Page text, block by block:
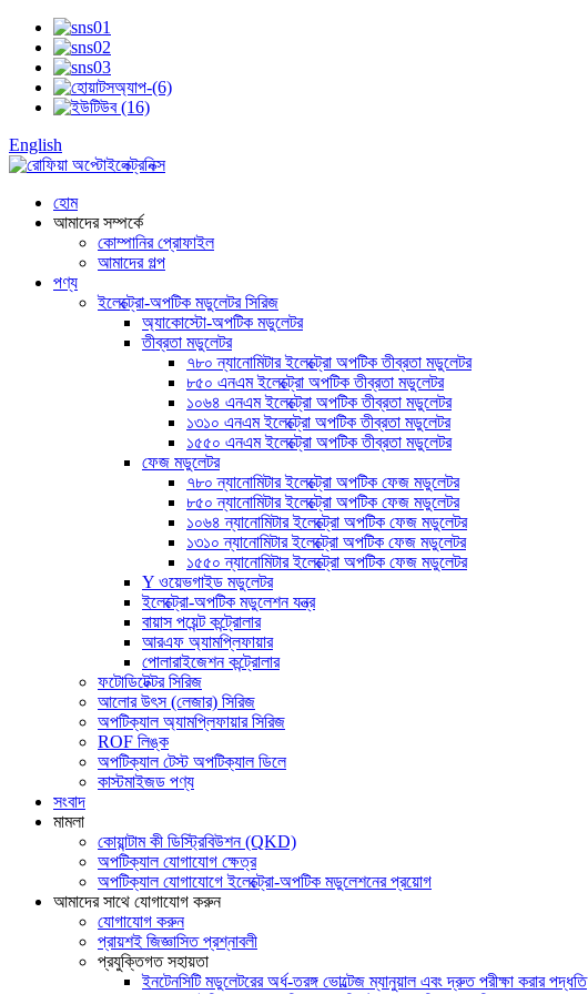
English
হোম
আমাদের সম্পর্কে
কোম্পানির প্রোফাইল
আমাদের গল্প
পণ্য
ইলেক্ট্রো-অপটিক মডুলেটর সিরিজ
অ্যাকোস্টো-অপটিক মডুলেটর
তীব্রতা মডুলেটর
৭৮০ ন্যানোমিটার ইলেক্ট্রো অপটিক তীব্রতা মডুলেটর
৮৫০ এনএম ইলেক্ট্রো অপটিক তীব্রতা মডুলেটর
১০৬৪ এনএম ইলেক্ট্রো অপটিক তীব্রতা মডুলেটর
১৩১০ এনএম ইলেক্ট্রো অপটিক তীব্রতা মডুলেটর
১৫৫০ এনএম ইলেক্ট্রো অপটিক তীব্রতা মডুলেটর
ফেজ মডুলেটর
৭৮০ ন্যানোমিটার ইলেক্ট্রো অপটিক ফেজ মডুলেটর
৮৫০ ন্যানোমিটার ইলেক্ট্রো অপটিক ফেজ মডুলেটর
১০৬৪ ন্যানোমিটার ইলেক্ট্রো অপটিক ফেজ মডুলেটর
১৩১০ ন্যানোমিটার ইলেক্ট্রো অপটিক ফেজ মডুলেটর
১৫৫০ ন্যানোমিটার ইলেক্ট্রো অপটিক ফেজ মডুলেটর
Y ওয়েভগাইড মডুলেটর
ইলেক্ট্রো-অপটিক মডুলেশন যন্ত্র
বায়াস পয়েন্ট কন্ট্রোলার
আরএফ অ্যামপ্লিফায়ার
পোলারাইজেশন কন্ট্রোলার
ফটোডিটেক্টর সিরিজ
আলোর উৎস (লেজার) সিরিজ
অপটিক্যাল অ্যামপ্লিফায়ার সিরিজ
ROF লিঙ্ক
অপটিক্যাল টেস্ট অপটিক্যাল ডিলে
কাস্টমাইজড পণ্য
সংবাদ
মামলা
কোয়ান্টাম কী ডিস্ট্রিবিউশন (QKD)
অপটিক্যাল যোগাযোগ ক্ষেত্র
অপটিক্যাল যোগাযোগে ইলেক্ট্রো-অপটিক মডুলেশনের প্রয়োগ
আমাদের সাথে যোগাযোগ করুন
যোগাযোগ করুন
প্রায়শই জিজ্ঞাসিত প্রশ্নাবলী
প্রযুক্তিগত সহায়তা
ইনটেনসিটি মডুলেটরের অর্ধ-তরঙ্গ ভোল্টেজ ম্যানুয়াল এবং দ্রুত পরীক্ষা করার পদ্ধতি